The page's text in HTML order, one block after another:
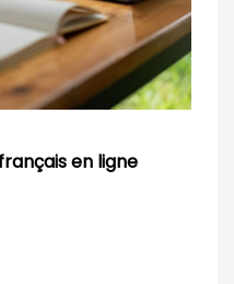
en ligne